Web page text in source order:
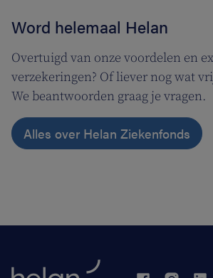
Word helemaal Helan
Overtuigd van onze voordelen en
verzekeringen? Of liever nog wat
We beantwoorden graag je vragen.
Alles over Helan Ziekenfonds